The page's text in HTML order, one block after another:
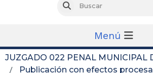
Buscar
Menú
JUZGADO 022 PENAL MUNICIPAL
Publicación con efectos